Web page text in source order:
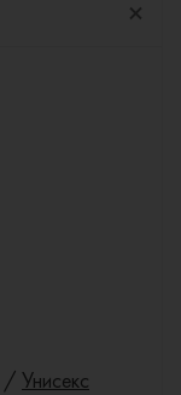
/ Унисекс